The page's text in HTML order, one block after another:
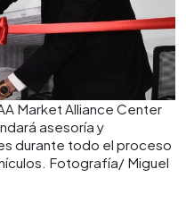
Market Alliance Center
asesoría y
durante todo el proceso
Fotografía/ Miguel